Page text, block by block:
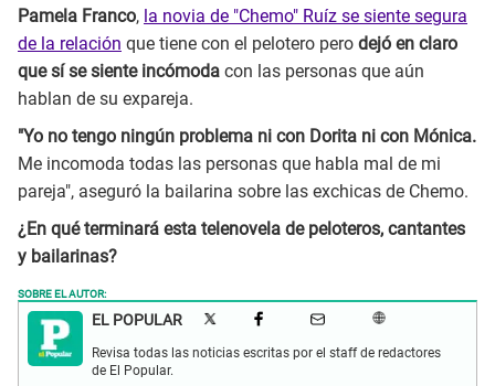
Pamela Franco, la novia de "Chemo" Ruíz se siente segura
de la relación que tiene con el pelotero pero dejó en claro
que sí se siente incómoda con las personas que aún
hablan de su expareja.
"Yo no tengo ningún problema ni con Dorita ni con Mónica.
Me incomoda todas las personas que habla mal de mi
pareja", aseguró la bailarina sobre las exchicas de Chemo.
¿En qué terminará esta telenovela de peloteros, cantantes
y bailarinas?
SOBRE EL AUTOR:
EL POPULAR
Revisa todas las noticias escritas por el staff de redactores
de El Popular.